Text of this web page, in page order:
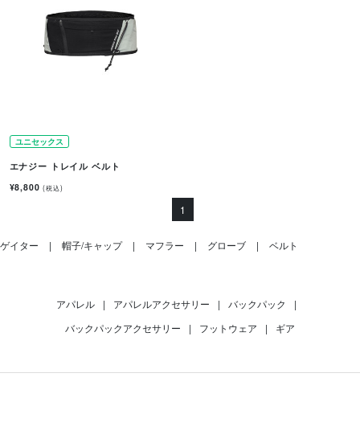
ユニセックス
エナジー トレイル ベルト
¥8,800(税込)
1
ゲイター 帽子/キャップ マフラー グローブ ベルト
アパレル | アパレルアクセサリー | バックパック
|
バックパックアクセサリー
| フットウェア | ギア